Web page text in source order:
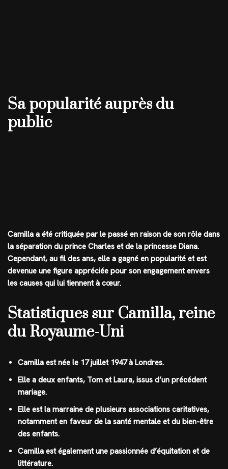
Sa popularité auprès du
public
Camilla a été critiquée par le passé en raison de son rôle dans
la séparation du prince Charles et de la princesse Diana.
Cependant, au fil des ans, elle a gagné en popularité et est
devenue une figure appréciée pour son engagement envers
les causes qui lui tiennent à cœur.
Statistiques sur Camilla, reine
du Royaume-Uni
Camilla est née le 17 juillet 1947 à Londres.
Elle a deux enfants, Tom et Laura, issus d’un précédent
mariage.
Elle est la marraine de plusieurs associations caritatives,
notamment en faveur de la santé mentale et du bien-être
des enfants.
Camilla est également une passionnée d’équitation et de
littérature.